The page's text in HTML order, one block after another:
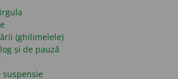
(ghilimelele)
și de pauză
suspensie